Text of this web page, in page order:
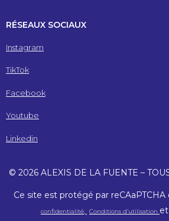
RÉSEAUX SOCIAUX
Instagram
TikTok
Facebook
Youtube
Linkedin
© 2026 ALEXIS DE LA FUENTE –
Ce site est protégé par
confidentialité, Conditions d’utilisation et